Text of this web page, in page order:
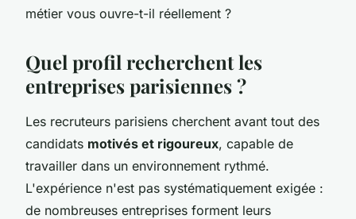
métier vous ouvre-t-il réellement ?
Quel profil recherchent les
entreprises parisiennes ?
Les recruteurs parisiens cherchent avant tout des
candidats motivés et rigoureux, capable de
travailler dans un environnement rythmé.
L'expérience n'est pas systématiquement exigée :
de nombreuses entreprises forment leurs